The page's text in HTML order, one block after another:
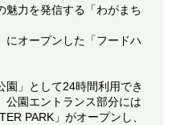
魅力を発信する「わがまち
にオープンした「フードハ
園」として24時間利用でき
公園エントランス部分には
PARK」がオープンし、